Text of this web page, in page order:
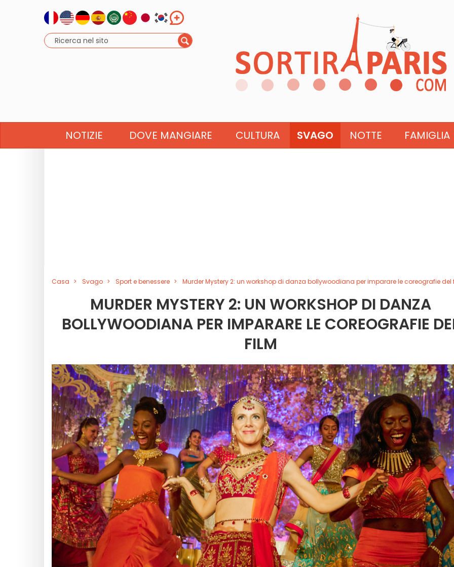
NOTIZIE DOVE MANGIARE CULTURA SVAGO NOTTE FAMIGLIA
Casa Svago Sport e benessere Murder Mystery 2: un workshop di danza bollywoodiana per imparare le coreografie del
MURDER MYSTERY 2: UN WORKSHOP DI DANZA
BOLLYWOODIANA PER IMPARARE LE COREOGRAFIE
FILM